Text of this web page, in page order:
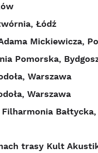
Łódź
Mickiewicza,
Pomorska,
Warszawa
Warszawa
Bałtycka,
trasy Kult